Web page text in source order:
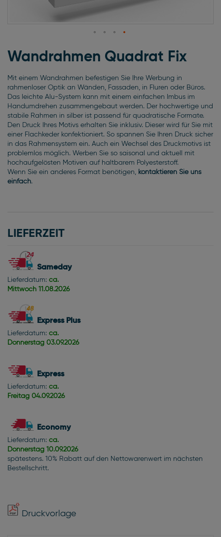
Anfang
der
springen
Wandrahmen Quadrat Fix
Mit einem Wandrahmen befestigen Sie Ihre Werbung in
rahmenloser Optik an Wänden, Fassaden, in Fluren oder Büros.
Das leichte Alu-System kann mit einem einfachen Imbus im
Handumdrehen zusammengebaut werden. Der hochwertige und
stabile Rahmen in silber ist passend für quadratische Formate.
Den Druck Ihres Motivs erhalten Sie inklusiv. Dieser wird für Sie mit
einer Flachkeder konfektioniert. So spannen Sie Ihren Druck sicher
in das Rahmensystem ein. Auch ein Wechsel des Druckmotivs ist
problemlos möglich. Werben Sie so saisonal und aktuell mit
hochaufgelösten Motiven auf haltbarem Polyesterstoff.
Wenn Sie ein anderes Format benötigen, kontaktieren Sie uns
einfach.
LIEFERZEIT
Sameday
Lieferdatum: ca.
Mittwoch 11.08.2026
Express Plus
Lieferdatum: ca.
Donnerstag 03.09.2026
Express
Lieferdatum: ca.
Freitag 04.09.2026
Economy
Lieferdatum: ca.
Donnerstag 10.09.2026
spätestens. 10% Rabatt auf den Nettowarenwert im nächsten
Bestellschritt.
Druckvorlage